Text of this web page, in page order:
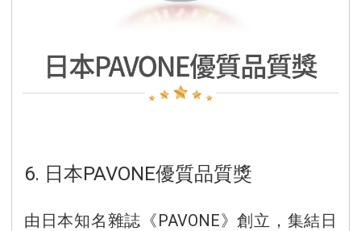
6. 日本PAVONE優質品質獎
由日本知名雜誌《PAVONE》創立，集結日